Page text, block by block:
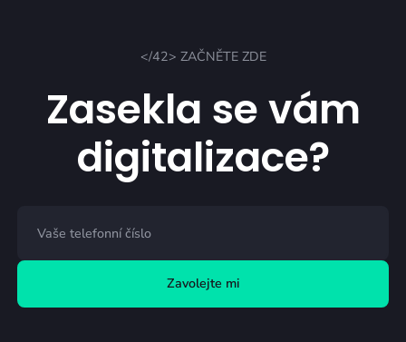
</42> ZAČNĚTE ZDE
Zasekla se vám
digitalizace?